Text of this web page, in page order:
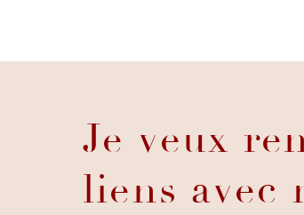
Je veux
liens avec